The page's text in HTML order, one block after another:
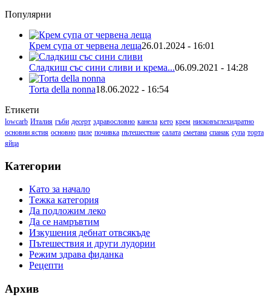
Популярни
Крем супа от червена леща26.01.2024 - 16:01
Сладкиш със сини сливи и крема...06.09.2021 - 14:28
Torta della nonna18.06.2022 - 16:54
Етикети
lowcarb Италия гъби десерт здравословно канела кето крем нисковъглехидратно
основни ястия основно пиле почивка пътешествие салата сметана спанак супа торта
яйца
Категории
Kато за начало
Tежка категория
Да подложим леко
Да се намръвтим
Изкушения дебнат отвсякъде
Пътешествия и други лудории
Режим здрава фиданка
Рецепти
Архив